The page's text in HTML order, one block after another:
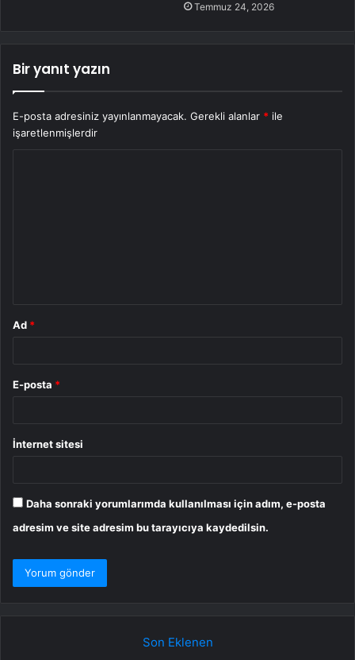
Temmuz 24, 2026
Bir yanıt yazın
E-posta adresiniz yayınlanmayacak. Gerekli alanlar * ile
işaretlenmişlerdir
Ad *
E-posta *
İnternet sitesi
Daha sonraki yorumlarımda kullanılması için adım, e-posta
adresim ve site adresim bu tarayıcıya kaydedilsin.
Son Eklenen